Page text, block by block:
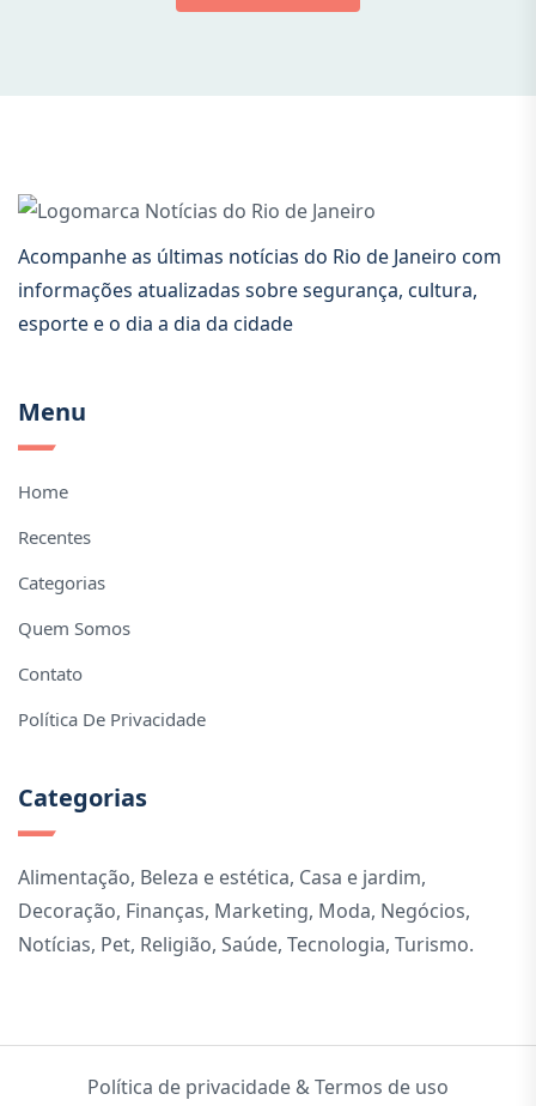
Acompanhe as últimas notícias do Rio de Janeiro com
informações atualizadas sobre segurança, cultura,
esporte e o dia a dia da cidade
Menu
Home
Recentes
Categorias
Quem Somos
Contato
Política De Privacidade
Categorias
Alimentação, Beleza e estética, Casa e jardim,
Decoração, Finanças, Marketing, Moda, Negócios,
Notícias, Pet, Religião, Saúde, Tecnologia, Turismo.
Política de privacidade & Termos de uso